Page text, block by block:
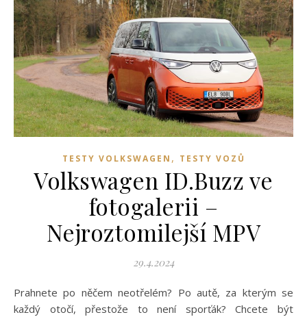
TESTY VOLKSWAGEN , TESTY VOZŮ
Volkswagen ID.Buzz ve
fotogalerii –
Nejroztomilejší MPV
29.4.2024
Prahnete po něčem neotřelém? Po autě, za kterým se
každý otočí, přestože to není sporťák? Chcete být